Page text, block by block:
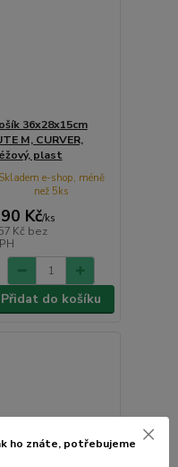
36x28x15cm
M, CURVER,
plast
Kč/ks
Kč bez
Skladem e-shop, méně
než 5ks
Přidat do košíku
ho znáte, potřebujeme